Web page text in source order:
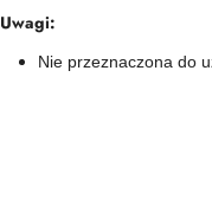
Uwagi:
Nie przeznaczona do